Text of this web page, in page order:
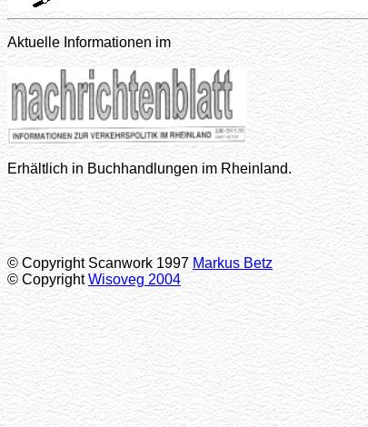
Aktuelle Informationen im
Erhältlich in Buchhandlungen im Rheinland.
© Copyright Scanwork 1997 Markus Betz
© CopyrightWisoveg 2004